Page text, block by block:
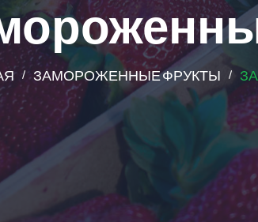
ЗАМОРОЖЕННЫЕ ФРУКТЫ